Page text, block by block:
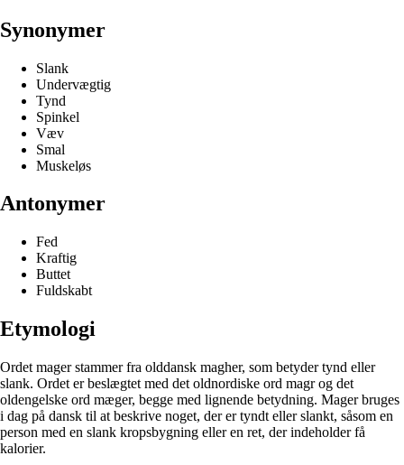
Synonymer
Slank
Undervægtig
Tynd
Spinkel
Væv
Smal
Muskeløs
Antonymer
Fed
Kraftig
Buttet
Fuldskabt
Etymologi
Ordet mager stammer fra olddansk magher, som betyder tynd eller
slank. Ordet er beslægtet med det oldnordiske ord magr og det
oldengelske ord mæger, begge med lignende betydning. Mager bruges
i dag på dansk til at beskrive noget, der er tyndt eller slankt, såsom en
person med en slank kropsbygning eller en ret, der indeholder få
kalorier.